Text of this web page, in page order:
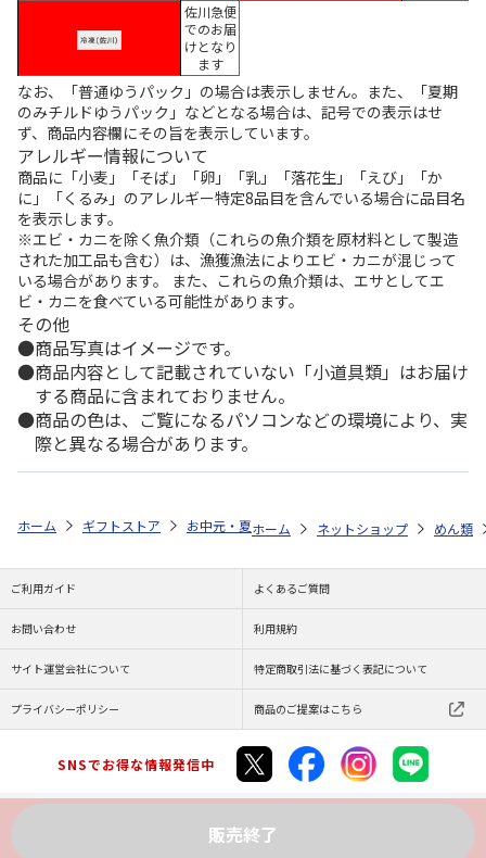
佐川急便
でのお届
けとなり
ます
なお、「普通ゆうパック」の場合は表示しません。また、「夏期
のみチルドゆうパック」などとなる場合は、記号での表示はせ
ず、商品内容欄にその旨を表示しています。
アレルギー情報について
商品に「小麦」「そば」「卵」「乳」「落花生」「えび」「か
に」「くるみ」のアレルギー特定8品目を含んでいる場合に品目名
を表示します。
※エビ・カニを除く魚介類（これらの魚介類を原材料として製造
された加工品も含む）は、漁獲漁法によりエビ・カニが混じって
いる場合があります。 また、これらの魚介類は、エサとしてエ
ビ・カニを食べている可能性があります。
その他
商品写真はイメージです。
商品内容として記載されていない「小道具類」はお届け
する商品に含まれておりません。
商品の色は、ご覧になるパソコンなどの環境により、実
際と異なる場合があります。
販売終了
ホーム ギフトストア お中元・夏ギフト特集 2026 ゆうゆうギフト
ホーム ネットショップ めん類
ご利用ガイド よくあるご質問
お問い合わせ 利用規約
サイト運営会社について 特定商取引法に基づく表記について
プライバシーポリシー 商品のご提案はこちら
SNSでお得な情報発信中